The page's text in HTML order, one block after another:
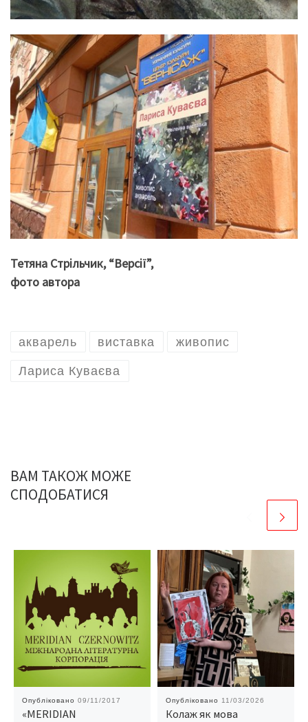
Тетяна Стрільчик, “Версії”,
фото автора
акварель виставка живопис
Лариса Куваєва
ВАМ ТАКОЖ МОЖЕ
СПОДОБАТИСЯ
Опубліковано 09/11/2017
«MERIDIAN
Опубліковано 11/03/2026
Колаж як мова